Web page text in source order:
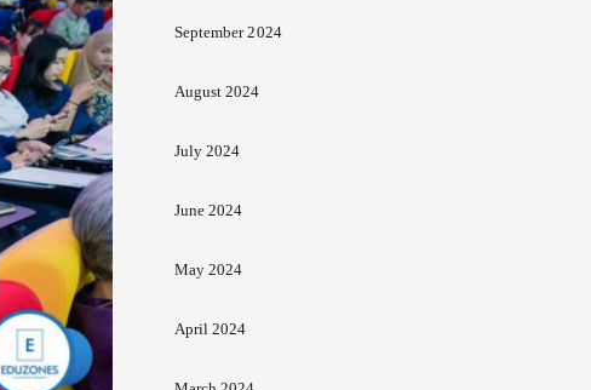
September 2024
August 2024
July 2024
June 2024
May 2024
April 2024